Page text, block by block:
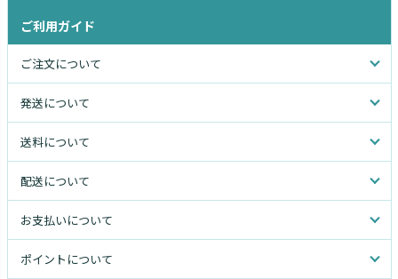
ご利用ガイド
ご注文について
発送について
送料について
配送について
お支払いについて
ポイントについて